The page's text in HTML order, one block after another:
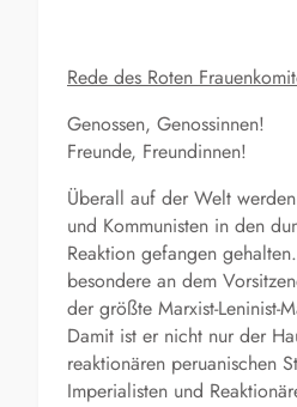
Rede des Roten
Genossen, Genossinnen!
Freunde, Freundinnen!
Überall auf der Welt
und Kommunisten in den
Reaktion gefangen
besondere an dem
der größte Marxist-Leninist-
Damit ist er nicht nur der
reaktionären peruanischen
Imperialisten und